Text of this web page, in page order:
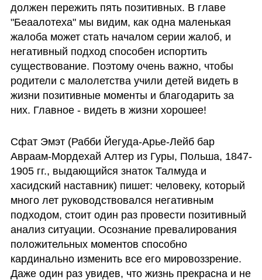
должен пережить пять позитивных. В главе
"Беаалотеха" мы видим, как одна маленькая
жалоба может стать началом серии жалоб, и
негативный подход способен испортить
существование. Поэтому очень важно, чтобы
родители с малолетства учили детей видеть в
жизни позитивные моменты и благодарить за
них. Главное - видеть в жизни хорошее!
Сфат Эмэт (Рабби Йегуда-Арье-Лейб бар
Авраам-Мордехай Алтер из Гуры, Польша, 1847-
1905 гг., выдающийся знаток Талмуда и
хасидский наставник) пишет: человеку, который
много лет руководствовался негативным
подходом, стоит один раз провести позитивный
анализ ситуации. Осознание превалирования
положительных моментов способно
кардинально изменить все его мировоззрение.
Даже один раз увидев, что жизнь прекрасна и не